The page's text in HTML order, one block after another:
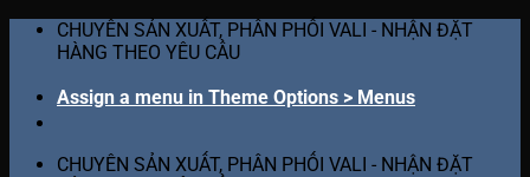
Skip
CHUYÊN SẢN XUẤT, PHÂN PHỐI VALI - NHẬN ĐẶT
HÀNG THEO YÊU CẦU
Assign a menu in Theme Options > Menus
CHUYÊN SẢN XUẤT, PHÂN PHỐI VALI - NHẬN ĐẶT